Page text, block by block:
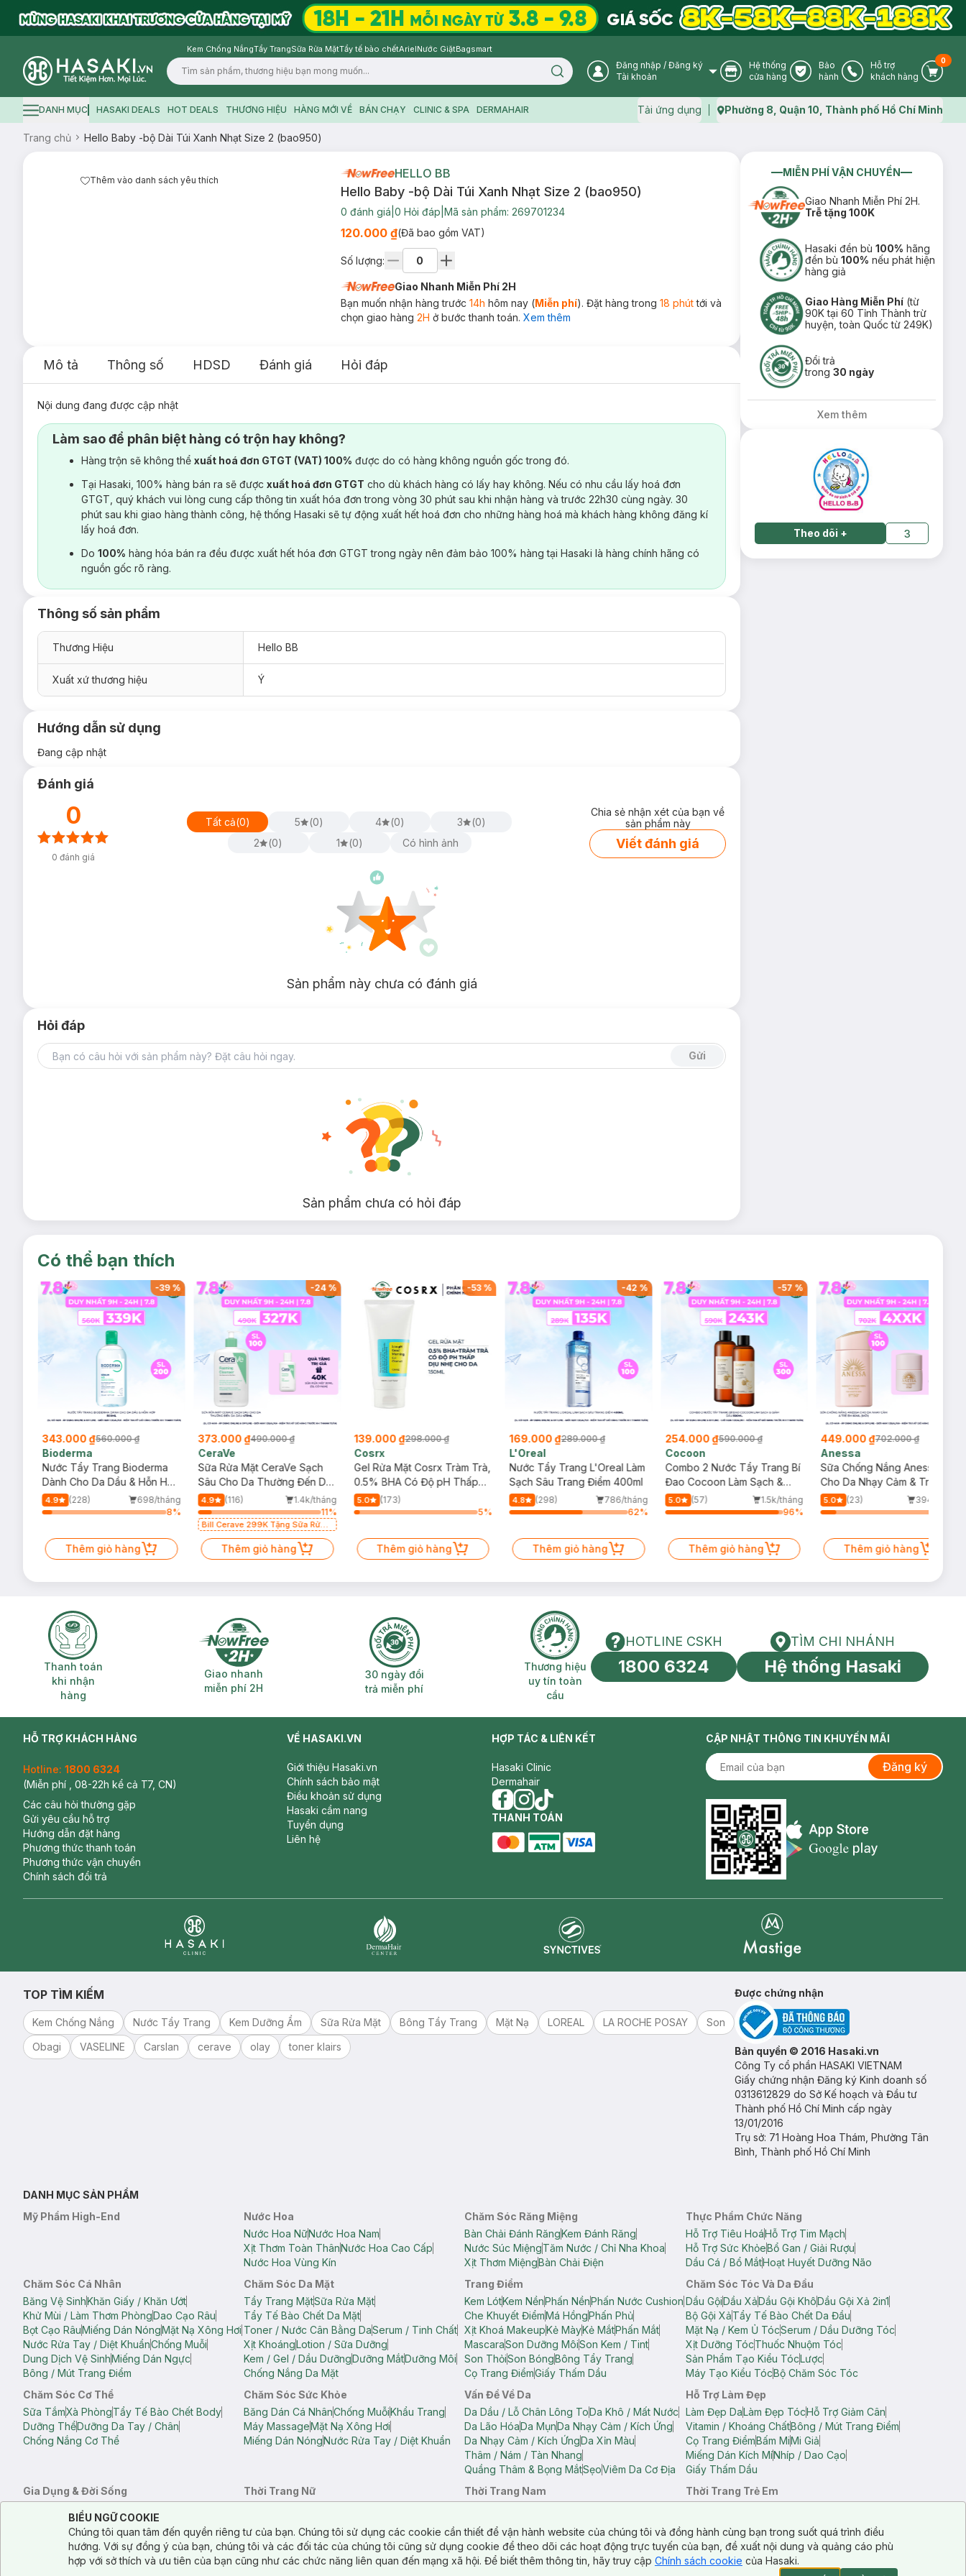
Kem Chống NắngTẩy TrangSữa Rửa MặtTẩy tế bào chếtArielNước GiặtBagsmart
Logo
Search icon User Icon
Đăng nhập / Đăng ký
Tài khoản
Store Icon
Hệ thống
cửa hàng
Warranty Icon
Bảo
hành
Phone Icon
Hỗ trợ
khách hàng
Cart
0
Hamburger icon
DANH MỤC HASAKI DEALS HOT DEALS THƯƠNG HIỆU HÀNG MỚI VỀ BÁN CHẠY CLINIC & SPA DERMAHAIR Tải ứng dụng Map icon
Phường 8, Quận 10, Thành phố Hồ Chí Minh
Trang chủ Hello Baby -bộ Dài Túi Xanh Nhạt Size 2 (bao950)
Thêm vào danh sách yêu thích HELLO BB
Hello Baby -bộ Dài Túi Xanh Nhạt Size 2 (bao950)
0 đánh giá 0 Hỏi đáp Mã sản phẩm: 269701234
120.000 ₫(Đã bao gồm VAT)
Số lượng:
Giao Nhanh Miễn Phí 2H
Bạn muốn nhận hàng trước 14h hôm nay (Miễn phí). Đặt hàng trong 18 phúttới và
chọn giao hàng 2H ở bước thanh toán. Xem thêm
Mô tả Thông số HDSD Đánh giá Hỏi đáp
Nội dung đang được cập nhật
Làm sao để phân biệt hàng có trộn hay không?
Hàng trộn sẽ không thể xuất hoá đơn GTGT (VAT) 100% được do có hàng không nguồn gốc trong đó.
Tại Hasaki, 100% hàng bán ra sẽ được xuất hoá đơn GTGT cho dù khách hàng có lấy hay không. Nếu có nhu cầu lấy hoá đơn
GTGT, quý khách vui lòng cung cấp thông tin xuất hóa đơn trong vòng 30 phút sau khi nhận hàng và trước 22h30 cùng ngày. 30
phút sau khi giao hàng thành công, hệ thống Hasaki sẽ tự động xuất hết hoá đơn cho những hàng hoá mà khách hàng không đăng kí
lấy hoá đơn.
Do 100% hàng hóa bán ra đều được xuất hết hóa đơn GTGT trong ngày nên đảm bảo 100% hàng tại Hasaki là hàng chính hãng có
nguồn gốc rõ ràng.
Thông số sản phẩm
Thương Hiệu Hello BB
Xuất xứ thương hiệu Ý
Hướng dẫn sử dụng
Đang cập nhật
Đánh giá
0
0 đánh giá
Tất cả(0) 5 (0) 4 (0) 3 (0)
2
(0) 1 (0) Có hình ảnh
Chia sẻ nhận xét của bạn về
sản phẩm này
Viết đánh giá
Sản phẩm này chưa có đánh giá
Hỏi đáp
Gửi
Sản phẩm chưa có hỏi đáp
MIỄN PHÍ VẬN CHUYỂN
Giao Nhanh Miễn Phí 2H.
Trễ tặng 100K
Hasaki đền bù100% hãng
đền bù100% nếu phát hiện
hàng giả
Giao Hàng Miễn Phí (từ
90K tại 60 Tỉnh Thành trừ
huyện, toàn Quốc từ 249K)
Đổi trả
trong30 ngày
Xem thêm
Theo dõi + 3
Có thể bạn thích
-39%
343.000 ₫560.000 ₫
Bioderma
Nước Tẩy Trang Bioderma
Dành Cho Da Dầu & Hỗn Hợp
500ml
4.9 (228)
698/tháng
8%
Thêm giỏ hàng
-24%
373.000 ₫490.000 ₫
CeraVe
Sữa Rửa Mặt CeraVe Sạch
Sâu Cho Da Thường Đến Da
Dầu 473ml
4.9 (116)
1.4k/tháng
11%
Bill Cerave 299K Tặng Sữa Rửa
Thêm giỏ hàng
-53%
139.000 ₫298.000 ₫
Cosrx
Gel Rửa Mặt Cosrx Tràm Trà,
0.5% BHA Có Độ pH Thấp
150ml
5.0
(173)
5%
Thêm giỏ hàng
-42 %
169.000 ₫289.000 ₫
L'Oreal
Nước Tẩy Trang L'Oreal Làm
Sạch Sâu Trang Điểm 400ml
4.8 (298)
786/tháng
62%
Thêm giỏ hàng
-57 %
254.000 ₫590.000 ₫
Cocoon
Combo 2 Nước Tẩy Trang Bí
Đao Cocoon Làm Sạch &
Giảm Dầu 500ml
5.0 (57)
1.5k/tháng
96%
Thêm giỏ hàng
449.000 ₫702.000 ₫
Anessa
Sữa Chống Nắng Anessa
Cho Da Nhạy Cảm & Trẻ Em
60ml (Mới)
5.0 (23)
394/tháng
Thêm giỏ hàng
Thanh toán khi nhận hàng
Thanh toán
khi nhận
hàng
Giao nhanh miễn phí 2H
Giao nhanh
miễn phí 2H
30 ngày đổi trả miễn phí
30 ngày đổi
trả miễn phí
Thương hiệu uy tín toàn cầu
Thương hiệu
uy tín toàn
cầu
HOTLINE CSKH
HOTLINE CSKH
1800 6324
Tìm chi nhánh
TÌM CHI NHÁNH
Hệ thống Hasaki
HỖ TRỢ KHÁCH HÀNG
Hotline: 1800 6324
(Miễn phí , 08-22h kể cả T7, CN)
Các câu hỏi thường gặp
Gửi yêu cầu hỗ trợ
Hướng dẫn đặt hàng
Phương thức thanh toán
Phương thức vận chuyển
Chính sách đổi trả
VỀ HASAKI.VN
Giới thiệu Hasaki.vn
Chính sách bảo mật
Điều khoản sử dụng
Hasaki cẩm nang
Tuyển dụng
Liên hệ
HỢP TÁC & LIÊN KẾT
Hasaki Clinic
Dermahair
facebook
instagram
tiktok
THANH TOÁN
CẬP NHẬT THÔNG TIN KHUYẾN MÃI
Đăng ký
Appstore icon
TOP TÌM KIẾM
Kem Chống Nắng Nước Tẩy Trang Kem Dưỡng Ẩm Sữa Rửa Mặt Bông Tẩy Trang Mặt Nạ LOREAL LA ROCHE POSAY
Son
Obagi
VASELINE Carslan cerave olay toner klairs
Được chứng nhận
Bản quyền © 2016 Hasaki.vn
Công Ty cổ phần HASAKI VIETNAM
Giấy chứng nhận Đăng ký Kinh doanh số
0313612829 do Sở Kế hoạch và Đầu tư
Thành phố Hồ Chí Minh cấp ngày
13/01/2016
Trụ sở: 71 Hoàng Hoa Thám, Phường Tân
Bình, Thành phố Hồ Chí Minh
DANH MỤC SẢN PHẨM
Mỹ Phẩm High-End
Nước Hoa
Nước Hoa NữNước Hoa Nam
Xịt Thơm Toàn ThânNước Hoa Cao Cấp
Nước Hoa Vùng Kín
Chăm Sóc Răng Miệng
Bàn Chải Đánh RăngKem Đánh Răng
Nước Súc MiệngTăm Nước / Chỉ Nha Khoa
Xịt Thơm MiệngBàn Chải Điện
Thực Phẩm Chức Năng
Hỗ Trợ Tiêu HoáHỗ Trợ Tim Mạch
Hỗ Trợ Sức KhỏeBổ Gan / Giải Rượu
Dầu Cá / Bổ MắtHoạt Huyết Dưỡng Não
Chăm Sóc Cá Nhân
Băng Vệ SinhKhăn Giấy / Khăn Ướt
Khử Mùi / Làm Thơm PhòngDao Cạo Râu
Bọt Cạo RâuMiếng Dán NóngMặt Nạ Xông Hơi
Nước Rửa Tay / Diệt KhuẩnChống Muỗi
Dung Dịch Vệ SinhMiếng Dán Ngực
Bông / Mút Trang Điểm
Chăm Sóc Da Mặt
Tẩy Trang MặtSữa Rửa Mặt
Tẩy Tế Bào Chết Da Mặt
Toner / Nước Cân Bằng DaSerum / Tinh Chất
Xịt KhoángLotion / Sữa Dưỡng
Kem / Gel / Dầu DưỡngDưỡng MắtDưỡng Môi
Chống Nắng Da Mặt
Trang Điểm
Kem LótKem NềnPhấn NềnPhấn Nước Cushion
Che Khuyết ĐiểmMá HồngPhấn Phủ
Xịt Khoá MakeupKẻ MàyKẻ MắtPhấn Mắt
MascaraSon Dưỡng MôiSon Kem / Tint
Son ThỏiSon BóngBông Tẩy Trang
Cọ Trang ĐiểmGiấy Thấm Dầu
Chăm Sóc Tóc Và Da Đầu
Dầu GộiDầu XảDầu Gội KhôDầu Gội Xả 2in1
Bộ Gội XảTẩy Tế Bào Chết Da Đầu
Mặt Nạ / Kem Ủ TócSerum / Dầu Dưỡng Tóc
Xịt Dưỡng TócThuốc Nhuộm Tóc
Sản Phẩm Tạo Kiểu TócLược
Máy Tạo Kiểu TócBộ Chăm Sóc Tóc
Chăm Sóc Cơ Thể
Sữa TắmXà PhòngTẩy Tế Bào Chết Body
Dưỡng ThểDưỡng Da Tay / Chân
Chống Nắng Cơ Thể
Chăm Sóc Sức Khỏe
Băng Dán Cá NhânChống MuỗiKhẩu Trang
Máy MassageMặt Nạ Xông Hơi
Miếng Dán NóngNước Rửa Tay / Diệt Khuẩn
Vấn Đề Về Da
Da Dầu / Lỗ Chân Lông ToDa Khô / Mất Nước
Da Lão HóaDa MụnDa Nhạy Cảm / Kích Ứng
Da Nhạy Cảm / Kích ỨngDa Xỉn Màu
Thâm / Nám / Tàn Nhang
Quầng Thâm & Bọng MắtSẹoViêm Da Cơ Địa
Hỗ Trợ Làm Đẹp
Làm Đẹp DaLàm Đẹp TócHỗ Trợ Giảm Cân
Vitamin / Khoáng ChấtBông / Mút Trang Điểm
Cọ Trang ĐiểmBấm MiMi Giả
Miếng Dán Kích MíNhíp / Dao Cạo
Giấy Thấm Dầu
Gia Dụng & Đời Sống
Bông Tắm / Phụ Kiện Tắm
Phụ Kiện Điện Thoại Quạt Cầm Tay / Quạt Mini
Khử Mùi / Làm Thơm PhòngNước GiặtNước Xả
Thời Trang Nữ
Quần Lót NữQuần Short Nữ
Thời Trang Nam
Thời Trang Trẻ Em
Túi Xách
Cookie Consent
Notice about cookies usage
BIỂU NGỮ COOKIE
Chúng tôi quan tâm đến quyền riêng tư của bạn. Chúng tôi sử dụng các cookie cần thiết để vận hành website của chúng tôi và đồng hành cùng bạn trong suốt quá trình điều
hướng. Với sự đồng ý của bạn, chúng tôi và các đối tác của chúng tôi cũng sử dụng cookie để theo dõi các hoạt động trực tuyến của bạn, đề xuất nội dung và quảng cáo phù
hợp với sở thích và ưu tiên của bạn cũng như các chức năng liên quan đến mạng xã hội. Để biết thêm thông tin, hãy truy cập Chính sách cookie của Hasaki.